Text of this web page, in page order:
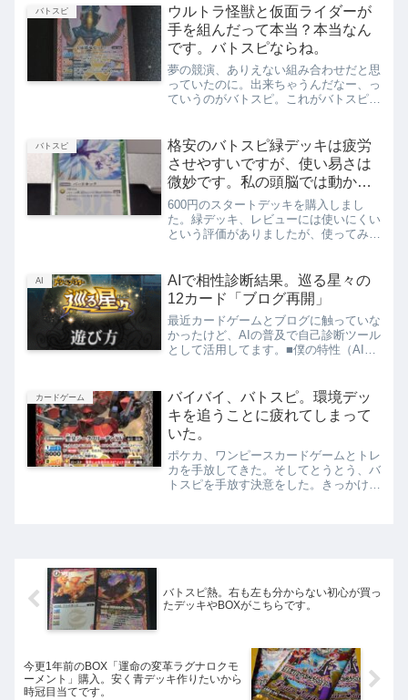
しまう。何故だろうか。こういう時は思
い出に浸りながら考えるか...
バトスピ
ウルトラ怪獣と仮面ライダーが
手を組んだって本当？本当なん
です。バトスピならね。
夢の競演、ありえない組み合わせだと思
っていたのに。出来ちゃうんだなー、っ
ていうのがバトスピ。これがバトスピを
れるなんて考え付いた日は脳汁止まらん
よ。全く。デッキ紹介まず...
バトスピ
格安のバトスピ緑デッキは疲労
させやすいですが、使い易さは
微妙です。私の頭脳では動かせ
ないのか？
600円のスタートデッキを購入しまし
た。緑デッキ、レビューには使いにくい
という評価がありましたが、使ってみた
から好きですよ。）そして何も加えずに
一人回ししてみたんですが...
AI
AIで相性診断結果。巡る星々の
12カード「ブログ再開」
最近カードゲームとブログに触っていな
かったけど、AIの普及で自己診断ツール
として活用してます。■僕の特性（AIに
周囲を落ち着かせるバッファー役。感情
がぶつかるときも、一歩引...
カードゲーム
バイバイ、バトスピ。環境デッ
キを追うことに疲れてしまって
いた。
ポケカ、ワンピースカードゲームとトレ
カを手放してきた。そしてとうとう、バ
トスピを手放す決意をした。きっかけ
バトスピ熱。右も左も分からない初心が買っ
たデッキやBOXがこちらです。
今更1年前のBOX「運命の変革ラグナロクモ
ーメント」購入。安く青デッキ作りたいから
時冠目当てです。